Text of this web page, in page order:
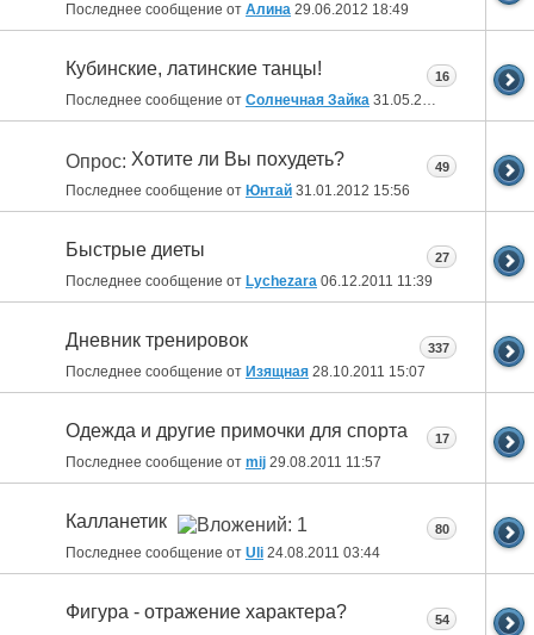
Последнее сообщение от Алина 29.06.2012 18:49
Кубинские, латинские танцы!
Последнее сообщение от Солнечная Зайка 31.05.2012
16
Опрос: Хотите ли Вы похудеть?
Последнее сообщение от Юнтай 31.01.2012 15:56
49
Быстрые диеты
Последнее сообщение от Lychezara 06.12.2011 11:39
27
Дневник тренировок
Последнее сообщение от Изящная 28.10.2011 15:07
337
Одежда и другие примочки для спорта
Последнее сообщение от mij 29.08.2011 11:57
17
Калланетик
Последнее сообщение от Uli 24.08.2011 03:44
80
Фигура - отражение характера? 54